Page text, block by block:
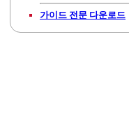
가이드 전문 다운로드